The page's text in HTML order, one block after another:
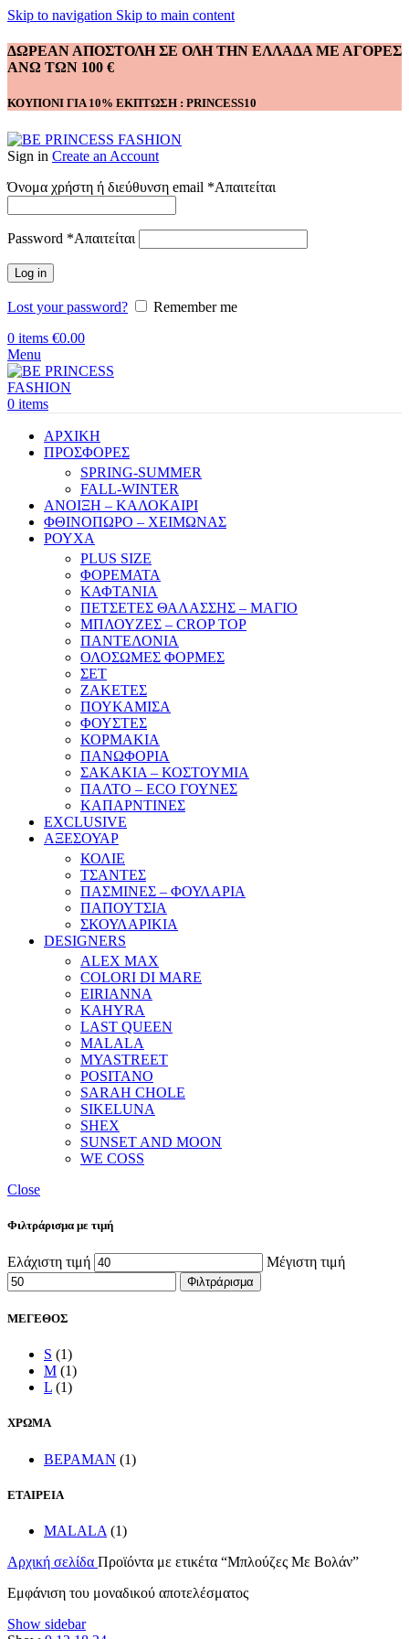
Skip to navigation Skip to main content
ΔΩΡΕΑΝ ΑΠΟΣΤΟΛΗ ΣΕ ΟΛΗ ΤΗΝ ΕΛΛΑΔΑ ΜΕ ΑΓΟΡΕΣ
ΑΝΩ ΤΩΝ 100 €
ΚΟΥΠΟΝΙ ΓΙΑ 10% ΕΚΠΤΩΣΗ : PRINCESS10
Sign in Create an Account
Όνομα χρήστη ή διεύθυνση email *Απαιτείται
Password *Απαιτείται
Log in
Lost your password?
Remember me
0 items €0.00
Menu
0 items
ΑΡΧΙΚΗ
ΠΡΟΣΦΟΡΕΣ
SPRING-SUMMER
FALL-WINTER
ΑΝΟΙΞΗ – ΚΑΛΟΚΑΙΡΙ
ΦΘΙΝΟΠΩΡΟ – ΧΕΙΜΩΝΑΣ
ΡΟΥΧΑ
PLUS SIZE
ΦΟΡΕΜΑΤΑ
ΚΑΦΤΑΝΙΑ
ΠΕΤΣΕΤΕΣ ΘΑΛΑΣΣΗΣ – ΜΑΓΙΟ
ΜΠΛΟΥΖΕΣ – CROP TOP
ΠΑΝΤΕΛΟΝΙΑ
ΟΛΟΣΩΜΕΣ ΦΟΡΜΕΣ
ΣΕΤ
ΖΑΚΕΤΕΣ
ΠΟΥΚΑΜΙΣΑ
ΦΟΥΣΤΕΣ
ΚΟΡΜΑΚΙΑ
ΠΑΝΩΦΟΡΙΑ
ΣΑΚΑΚΙΑ – ΚΟΣΤΟΥΜΙΑ
ΠΑΛΤΟ – ECO ΓΟΥΝΕΣ
ΚΑΠΑΡΝΤΙΝΕΣ
EXCLUSIVE
ΑΞΕΣΟΥΑΡ
ΚΟΛΙΕ
ΤΣΑΝΤΕΣ
ΠΑΣΜΙΝΕΣ – ΦΟΥΛΑΡΙΑ
ΠΑΠΟΥΤΣΙΑ
ΣΚΟΥΛΑΡΙΚΙΑ
DESIGNERS
ALEX MAX
COLORI DI MARE
EIRIANNA
KAHYRA
LAST QUEEN
MALALA
MYASTREET
POSITANO
SARAH CHOLE
SIKELUNA
SHEX
SUNSET AND MOON
WE COSS
Close
Φιλτράρισμα με τιμή
Ελάχιστη τιμή Μέγιστη τιμή
Φιλτράρισμα
ΜΕΓΕΘΟΣ
S (1)
M (1)
L (1)
ΧΡΩΜΑ
ΒΕΡΑΜΑΝ (1)
ΕΤΑΙΡΕΙΑ
MALALA (1)
Αρχική σελίδα Προϊόντα με ετικέτα “Μπλούζες Με Βολάν”
Εμφάνιση του μοναδικού αποτελέσματος
Show sidebar